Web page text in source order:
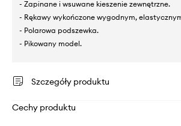
- Zapinane i wsuwane kieszenie zewnętrzne.
- Rękawy wykończone wygodnym,
- Polarowa podszewka.
- Pikowany model.
Szczegóły produktu
Cechy produktu